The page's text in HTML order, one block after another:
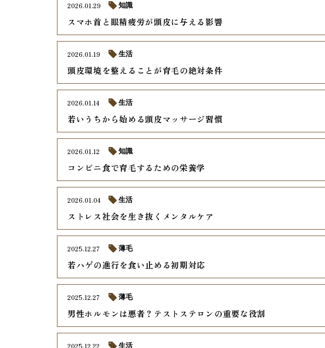
スマホ首と眼精疲労が頭皮に与える影響
2026.01.29 知識
頭皮環境を整えることが育毛の絶対条件
2026.01.19 生活
若いうちから始める頭皮マッサージ習慣
2026.01.14 生活
コンビニ食で育毛するための栄養学
2026.01.12 知識
ストレス社会を生き抜くメンタルケア
2026.01.04 生活
若ハゲの進行を食い止める初期対応
2025.12.27 薄毛
男性ホルモンは悪者？テストステロンの重要な役割
2025.12.27 薄毛
2025.12.22 生活